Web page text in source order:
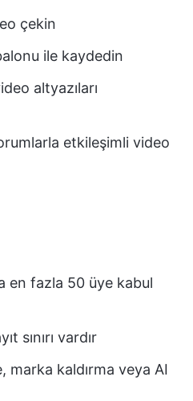
çekin
ile kaydedin
altyazıları
etkileşimli video
en fazla 50 üye kabul
sınırı vardır
marka kaldırma veya AI